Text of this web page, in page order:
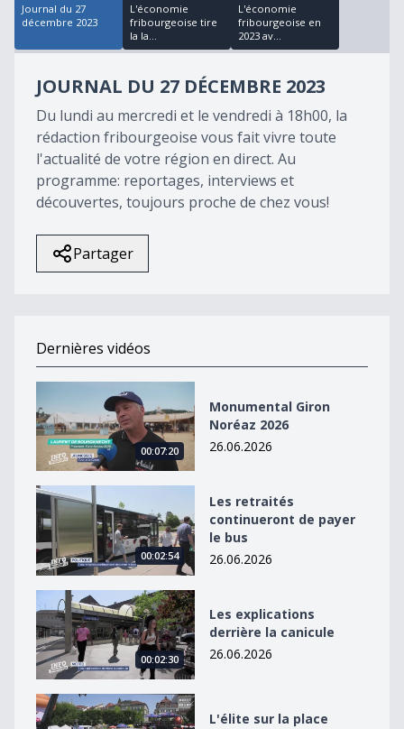
Journal du 27
décembre 2023
L'économie
fribourgeoise tire
la la...
L'économie
fribourgeoise en
2023 av...
JOURNAL DU 27 DÉCEMBRE 2023
Du lundi au mercredi et le vendredi à 18h00, la
rédaction fribourgeoise vous fait vivre toute
l'actualité de votre région en direct. Au
programme: reportages, interviews et
découvertes, toujours proche de chez vous!
Partager
Dernières vidéos
Monumental Giron Noréaz 2026
00:07:20
Monumental Giron
Noréaz 2026
26.06.2026
Les retraités continueront de payer le bus
00:02:54
Les retraités
continueront de payer
le bus
26.06.2026
Les explications derrière la canicule
00:02:30
Les explications
derrière la canicule
26.06.2026
L&#039;élite sur la place Georges Python
L'élite sur la place